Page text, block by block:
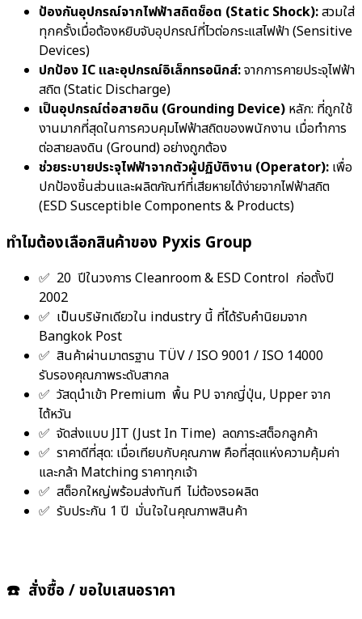
ป้องกันอุปกรณ์จากไฟฟ้าสถิตช็อต (Static Shock):สวมใส่
ทุกครั้งเมื่อต้องหยิบจับอุปกรณ์ที่ไวต่อกระแสไฟฟ้า (Sensitive
Devices)
ปกป้อง IC และอุปกรณ์อิเล็กทรอนิกส์:จากการคายประจุไฟฟ้า
สถิต (Static Discharge)
เป็นอุปกรณ์ต่อสายดิน (Grounding Device) หลัก: ที่ถูกใช้
งานมากที่สุดในการควบคุมไฟฟ้าสถิตของพนักงาน เมื่อทำการ
ต่อสายลงดิน (Ground) อย่างถูกต้อง
ช่วยระบายประจุไฟฟ้าจากตัวผู้ปฏิบัติงาน (Operator): เพื่อ
ปกป้องชิ้นส่วนและผลิตภัณฑ์ที่เสียหายได้ง่ายจากไฟฟ้าสถิต
(ESD Susceptible Components & Products)
ทำไมต้องเลือกสินค้าของ Pyxis Group
✅ 20 ปีในวงการ Cleanroom & ESD Control ก่อตั้งปี
2002
✅ เป็นบริษัทเดียวใน industry นี้ ที่ได้รับคำนิยมจาก
Bangkok Post
✅ สินค้าผ่านมาตรฐาน TÜV / ISO 9001 / ISO 14000
รับรองคุณภาพระดับสากล
✅ วัสดุนำเข้า Premium พื้น PU จากญี่ปุ่น, Upper จาก
ไต้หวัน
✅ จัดส่งแบบ JIT (Just In Time) ลดภาระสต็อกลูกค้า
✅ ราคาดีที่สุด: เมื่อเทียบกับคุณภาพ คือที่สุดแห่งความคุ้มค่า
และกล้า Matching ราคาทุกเจ้า
✅ สต็อกใหญ่พร้อมส่งทันที ไม่ต้องรอผลิต
✅ รับประกัน 1 ปี มั่นใจในคุณภาพสินค้า
☎️ สั่งซื้อ / ขอใบเสนอราคา